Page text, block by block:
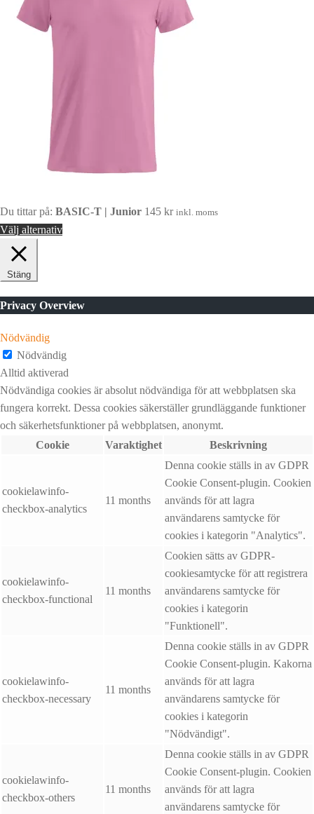
Du tittar på: BASIC-T | Junior 145 kr inkl. moms
Välj alternativ
Stäng
Privacy Overview
Nödvändig
Nödvändig
Alltid aktiverad
Nödvändiga cookies är absolut nödvändiga för att webbplatsen ska
fungera korrekt. Dessa cookies säkerställer grundläggande funktioner
och säkerhetsfunktioner på webbplatsen, anonymt.
Cookie
Varaktighet Beskrivning
cookielawinfo-
checkbox-analytics
11 months
Denna cookie ställs in av GDPR
Cookie Consent-plugin. Cookien
används för att lagra
användarens samtycke för
cookies i kategorin "Analytics".
cookielawinfo-
checkbox-functional
11 months
Cookien sätts av GDPR-
cookiesamtycke för att registrera
användarens samtycke för
cookies i kategorin
"Funktionell".
cookielawinfo-
checkbox-necessary
11 months
Denna cookie ställs in av GDPR
Cookie Consent-plugin. Kakorna
används för att lagra
användarens samtycke för
cookies i kategorin
"Nödvändigt".
cookielawinfo-
checkbox-others
11 months
Denna cookie ställs in av GDPR
Cookie Consent-plugin. Cookien
används för att lagra
användarens samtycke för